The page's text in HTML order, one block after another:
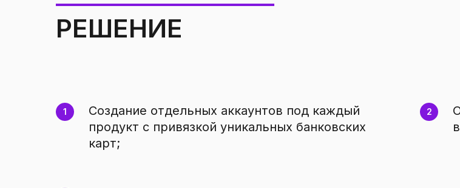
РЕШЕНИЕ
Создание отдельных аккаунтов под каждый
продукт с привязкой уникальных банковских
карт;